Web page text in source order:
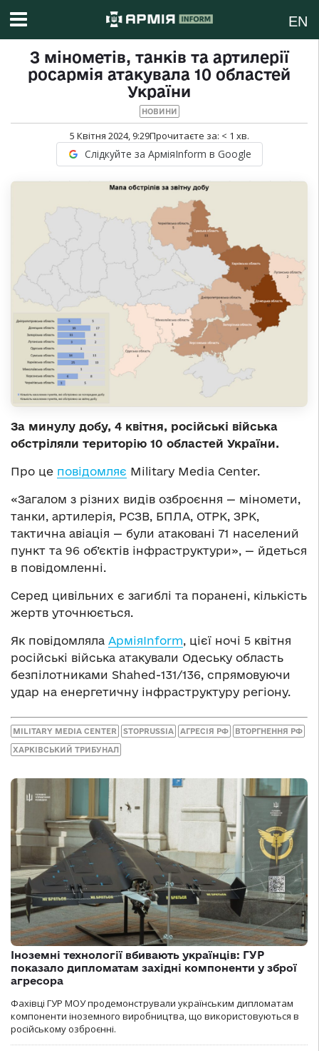
EN
З мінометів, танків та артилерії
росармія атакувала 10 областей
України
НОВИНИ
5 Квітня 2024, 9:29Прочитаєте за: < 1 хв.
Слідкуйте за АрміяInform в Google
За минулу добу, 4 квітня, російські війська
обстріляли територію 10 областей України.
Про це повідомляє Military Media Center.
«Загалом з різних видів озброєння — міномети,
танки, артилерія, РСЗВ, БПЛА, ОТРК, ЗРК,
тактична авіація — були атаковані 71 населений
пункт та 96 об’єктів інфраструктури», — йдеться
в повідомленні.
Серед цивільних є загиблі та поранені, кількість
жертв уточнюється.
Як повідомляла АрміяInform, цієї ночі 5 квітня
російські війська атакували Одеську область
безпілотниками Shahed-131/136, спрямовуючи
удар на енергетичну інфраструктуру регіону.
MILITARY MEDIA CENTER STOPRUSSIA АГРЕСІЯ РФ ВТОРГНЕННЯ РФ
ХАРКІВСЬКИЙ ТРИБУНАЛ
Іноземні технології вбивають українців: ГУР
показало дипломатам західні компоненти у зброї
агресора
Фахівці ГУР МОУ продемонстрували українським дипломатам
компоненти іноземного виробництва, що використовуються в
російському озброєнні.